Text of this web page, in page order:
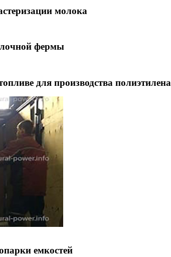
молока
фермы
для производства полиэтилена
емкостей